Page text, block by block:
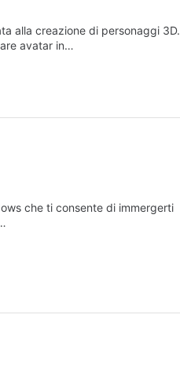
alla creazione di personaggi 3D.
avatar in…
che ti consente di immergerti